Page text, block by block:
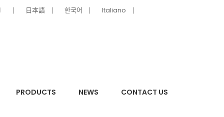
日本語 한국어 Italiano
PRODUCTS NEWS CONTACT US